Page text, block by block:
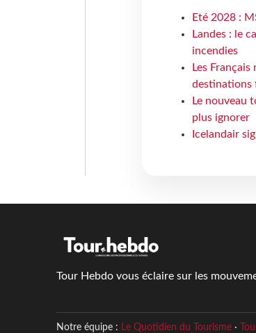
Eté 2028 :
Landes : le
incendies
Les
destinations
Le nouveau
plus ignorer
Icelandair
Tour Hebdo vous éclaire sur les
Notre équipe : Le Quotidien du Tourisme·